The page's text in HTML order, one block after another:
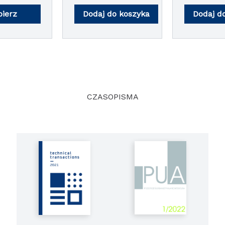
Dodaj do koszyka
Biblioteki
Dodaj
CZASOPISMA